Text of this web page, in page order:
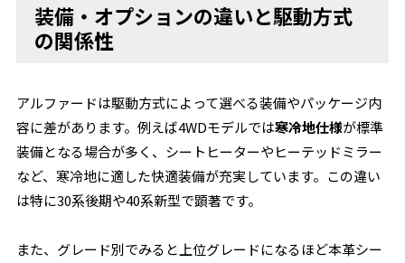
装備・オプションの違いと駆動方式
の関係性
アルファードは駆動方式によって選べる装備やパッケージ内
容に差があります。例えば4WDモデルでは寒冷地仕様が標準
装備となる場合が多く、シートヒーターやヒーテッドミラー
など、寒冷地に適した快適装備が充実しています。この違い
は特に30系後期や40系新型で顕著です。
また、グレード別でみると上位グレードになるほど本革シー